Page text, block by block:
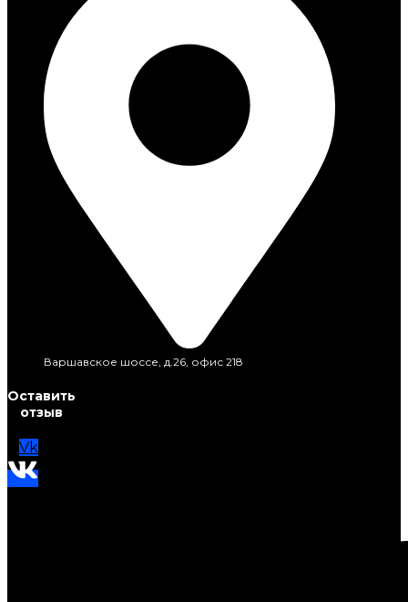
Варшавское шоссе, д.26, офис 218
Оставить
отзыв
Vk